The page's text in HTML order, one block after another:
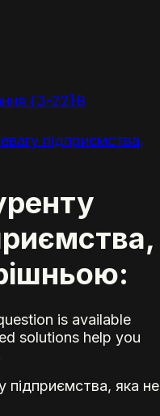
{З-22}В
підприємства,
is available
solutions help you
підприємства, яка не